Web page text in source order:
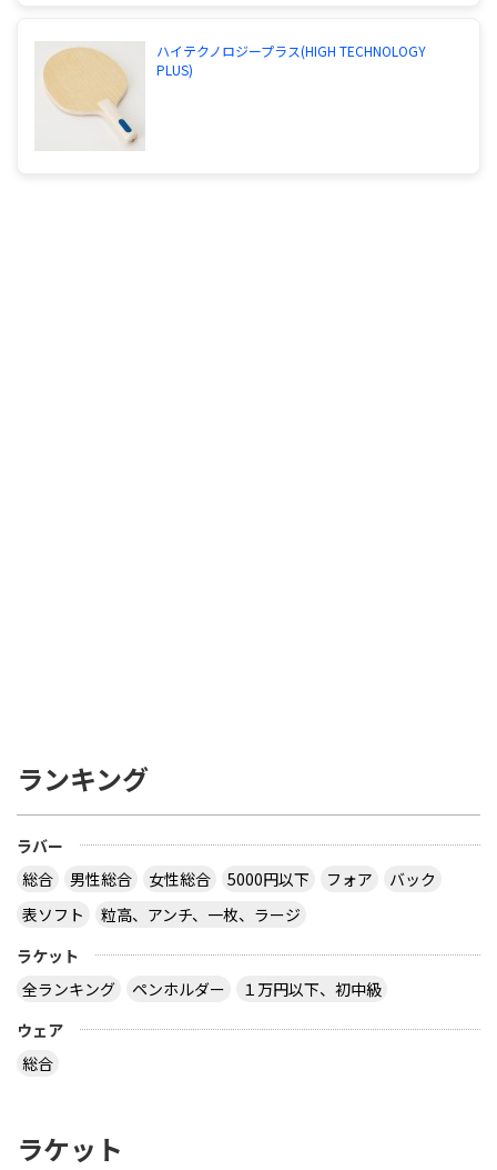
ハイテクノロジープラス(HIGH TECHNOLOGY
PLUS)
ランキング
ラバー
総合
男性総合 女性総合 5000円以下 フォア
バック
表ソフト
粒高、アンチ、一枚、ラージ
ラケット
全ランキング
ペンホルダー
１万円以下、初中級
ウェア
総合
ラケット